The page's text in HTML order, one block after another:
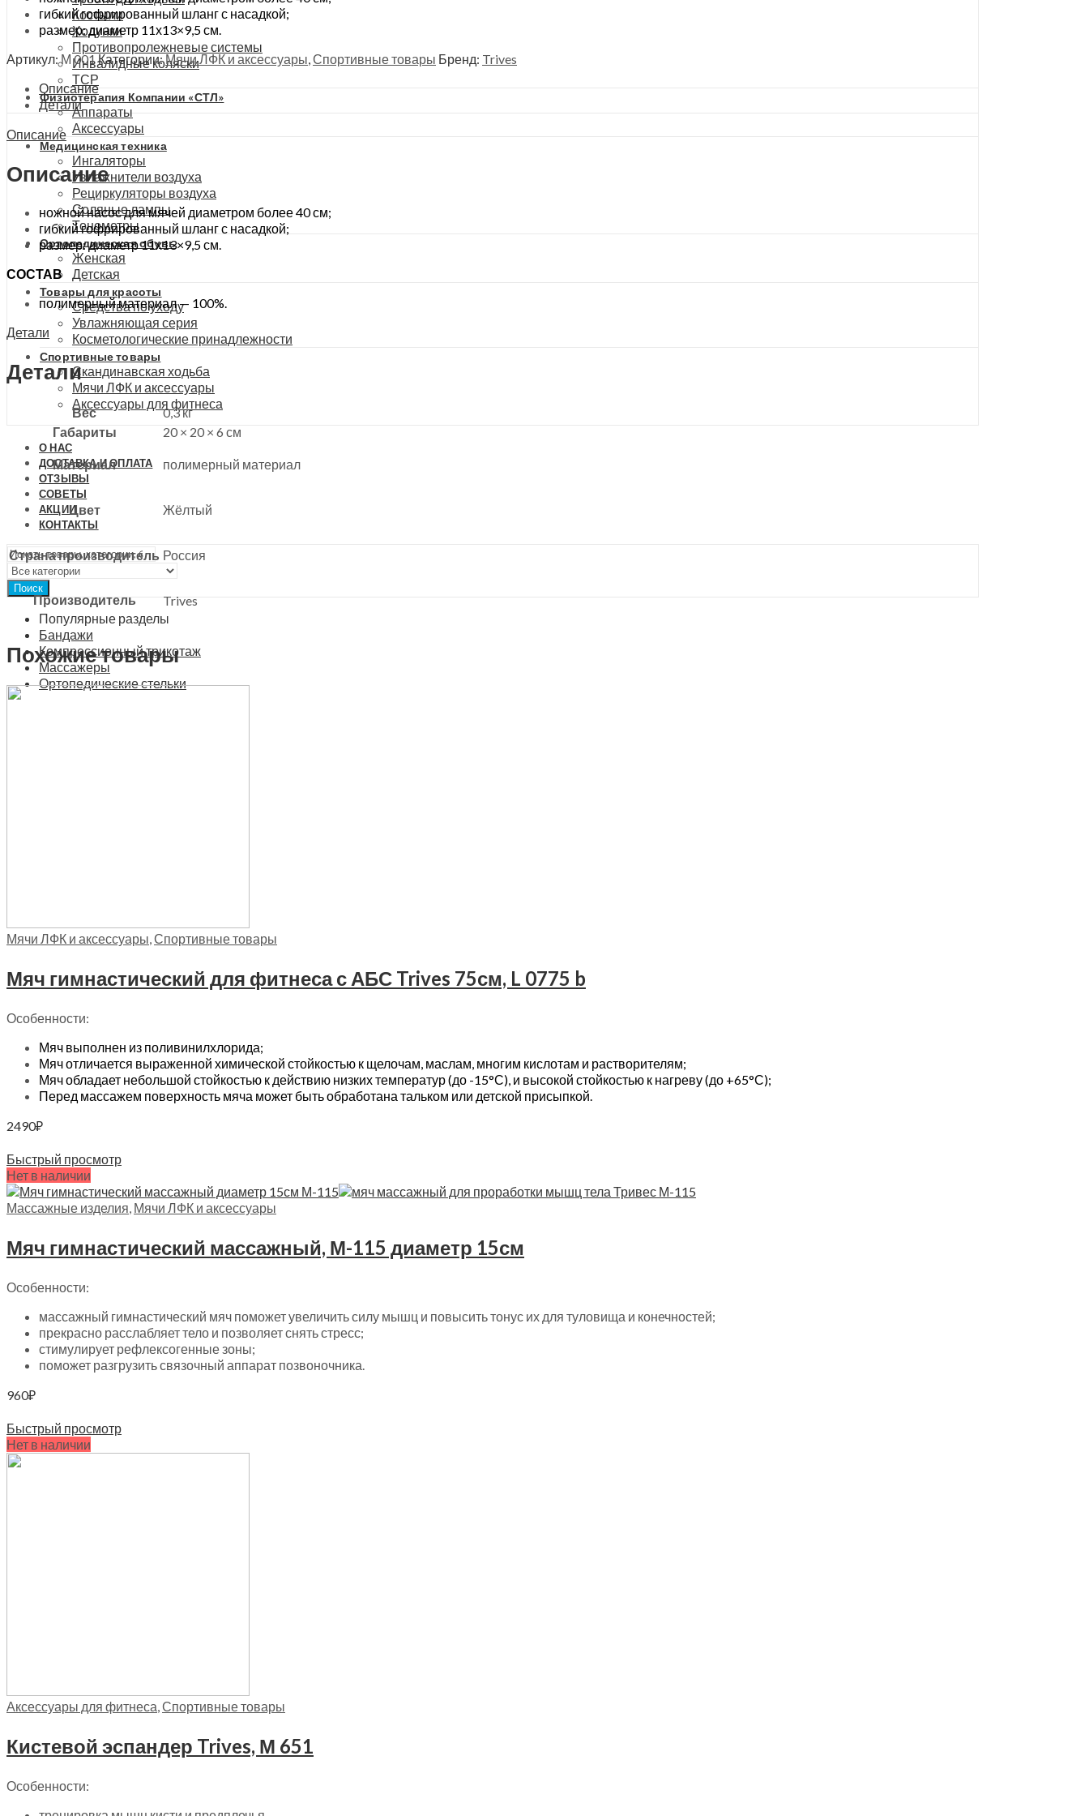
Костыли
Ходунки
Противопролежневые системы
Инвалидные коляски
ТСР
Физиотерапия Компании «СТЛ»
Аппараты
Аксессуары
Медицинская техника
Ингаляторы
Увлажнители воздуха
Рециркуляторы воздуха
Соляные лампы
Тонометры
Ортопедическая обувь
Женская
Детская
Товары для красоты
Средства по уходу
Увлажняющая серия
Косметологические принадлежности
Спортивные товары
Скандинавская ходьба
Мячи ЛФК и аксессуары
Аксессуары для фитнеса
О НАС
ДОСТАВКА И ОПЛАТА
ОТЗЫВЫ
СОВЕТЫ
АКЦИИ
КОНТАКТЫ
Поиск
Популярные разделы
Бандажи
Компрессионный трикотаж
Массажеры
Ортопедические стельки
гибкий гофрированный шланг с насадкой;
размер: диаметр 11х13×9,5 см.
Артикул:М 001Категории:Мячи ЛФК и аксессуары,Спортивные товары Бренд: Trives
Описание
Детали
Описание
Описание
ножной насос для мячей диаметром более 40 см;
гибкий гофрированный шланг с насадкой;
размер: диаметр 11х13×9,5 см.
СОСТАВ
полимерный материал — 100%.
Детали
Детали
Вес
0,3 кг
Габариты
20 × 20 × 6 см
Материал полимерный материал
Цвет Жёлтый
Страна производитель Россия
Производитель Trives
Похожие товары
Мячи ЛФК и аксессуары,Спортивные товары
Мяч гимнастический для фитнеса с АБС Trives 75см, L 0775 b
Особенности:
Мяч выполнен из поливинилхлорида;
Мяч отличается выраженной химической стойкостью к щелочам, маслам, многим кислотам и растворителям;
Мяч обладает небольшой стойкостью к действию низких температур (до -15°С), и высокой стойкостью к нагреву (до +65°С);
Перед массажем поверхность мяча может быть обработана тальком или детской присыпкой.
2490₽
Быстрый просмотр
Нет в наличии
Массажные изделия, Мячи ЛФК и аксессуары
Мяч гимнастический массажный, М-115 диаметр 15см
Особенности:
массажный гимнастический мяч поможет увеличить силу мышц и повысить тонус их для туловища и конечностей;
прекрасно расслабляет тело и позволяет снять стресс;
стимулирует рефлексогенные зоны;
поможет разгрузить связочный аппарат позвоночника.
960₽
Быстрый просмотр
Нет в наличии
Аксессуары для фитнеса,Спортивные товары
Кистевой эспандер Trives, М 651
Особенности: